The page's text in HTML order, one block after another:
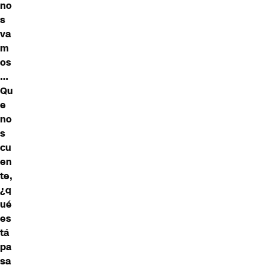
no
s
va
m
os
…
Qu
e
no
s
cu
en
te,
¿q
ué
es
tá
pa
sa